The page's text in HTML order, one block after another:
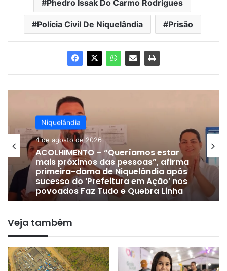
Phedro Issak Do Carmo Rodrigues
Polícia Civil De Niquelândia Prisão
Niquelândia
4 de agosto de 2026
ACOLHIMENTO – “Queríamos estar
mais próximos das pessoas”, afirma
primeira-dama de Niquelândia após
sucesso do ‘Prefeitura em Ação’ nos
povoados Faz Tudo e Quebra Linha
Veja também